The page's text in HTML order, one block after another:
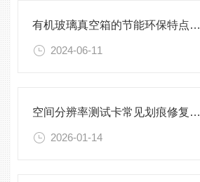
有机玻璃真空箱的节能环保特点及优势
2024-06-11
空间分辨率测试卡常见划痕修复与清洁保存方法
2026-01-14